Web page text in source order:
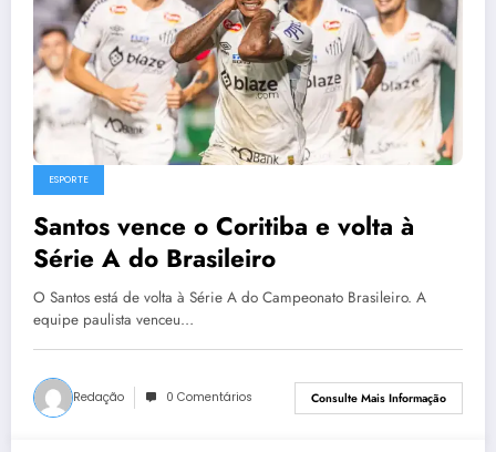
ESPORTE
Santos vence o Coritiba e volta à
Série A do Brasileiro
O Santos está de volta à Série A do Campeonato Brasileiro. A
equipe paulista venceu…
Redação 0 Comentários Consulte Mais Informação